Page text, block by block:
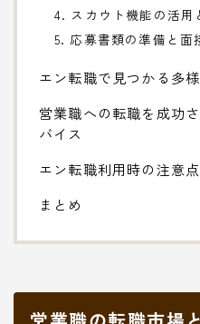
4. スカウト機能の活用
5. 応募書類の準備と面
エン転職で見つかる多
営業職への転職を成功
バイス
エン転職利用時の注意
まとめ